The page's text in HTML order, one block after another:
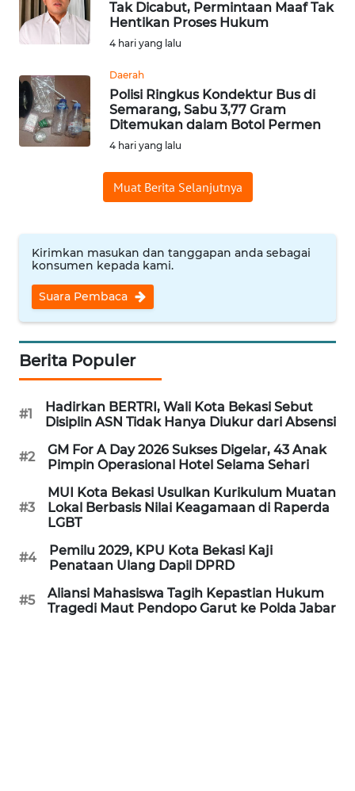
Tak Dicabut, Permintaan Maaf Tak
Hentikan Proses Hukum
4 hari yang lalu
Daerah
Polisi Ringkus Kondektur Bus di
Semarang, Sabu 3,77 Gram
Ditemukan dalam Botol Permen
4 hari yang lalu
Muat Berita Selanjutnya
Kirimkan masukan dan tanggapan anda sebagai
konsumen kepada kami.
Suara Pembaca
Berita Populer
#1
Hadirkan BERTRI, Wali Kota Bekasi Sebut
Disiplin ASN Tidak Hanya Diukur dari Absensi
#2
GM For A Day 2026 Sukses Digelar, 43 Anak
Pimpin Operasional Hotel Selama Sehari
#3
MUI Kota Bekasi Usulkan Kurikulum Muatan
Lokal Berbasis Nilai Keagamaan di Raperda
LGBT
#4
Pemilu 2029, KPU Kota Bekasi Kaji
Penataan Ulang Dapil DPRD
#5
Aliansi Mahasiswa Tagih Kepastian Hukum
Tragedi Maut Pendopo Garut ke Polda Jabar
BINJAI
CIREBON
WN
INDRAMAYU
WN
MAJALENGKA
WN
SUBANG
SUKABUMI
WN
PURWAKARTA
WN
PRIANGAN
TIMUR
WN
SEMARANG
WN
SOLO